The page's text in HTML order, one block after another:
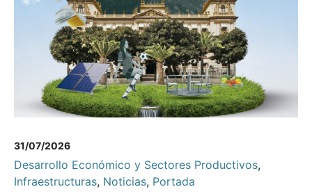
31/07/2026
Desarrollo Económico y Sectores Productivos,
Infraestructuras, Noticias, Portada